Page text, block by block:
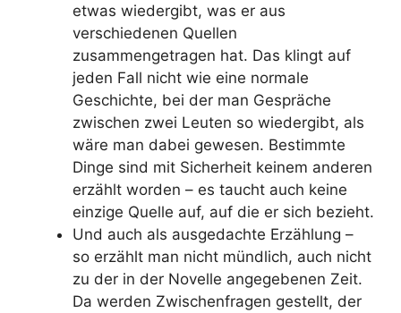
etwas wiedergibt, was er aus
verschiedenen Quellen
zusammengetragen hat. Das klingt auf
jeden Fall nicht wie eine normale
Geschichte, bei der man Gespräche
zwischen zwei Leuten so wiedergibt, als
wäre man dabei gewesen. Bestimmte
Dinge sind mit Sicherheit keinem anderen
erzählt worden – es taucht auch keine
einzige Quelle auf, auf die er sich bezieht.
Und auch als ausgedachte Erzählung –
so erzählt man nicht mündlich, auch nicht
zu der in der Novelle angegebenen Zeit.
Da werden Zwischenfragen gestellt, der